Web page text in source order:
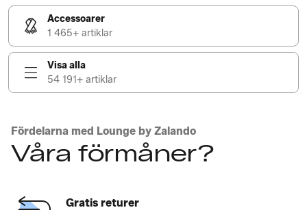
Accessoarer
1 465+ artiklar
Visa alla
54 191+ artiklar
Fördelarna med Lounge by Zalando
Våra förmåner?
Gratis returer